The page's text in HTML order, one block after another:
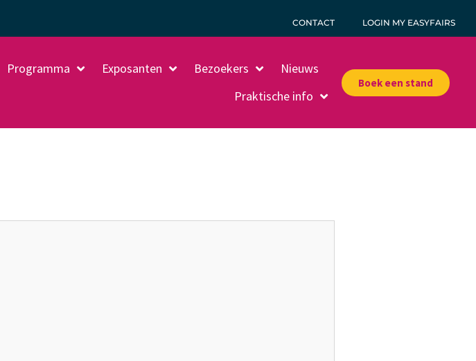
CONTACT LOGIN MY EASYFAIRS
Programma Exposanten Bezoekers
Nieuws
Praktische info
Boek een stand